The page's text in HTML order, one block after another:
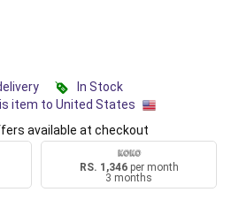
In Stock
item to United States
available at checkout
RS. 1,346per month
3 months